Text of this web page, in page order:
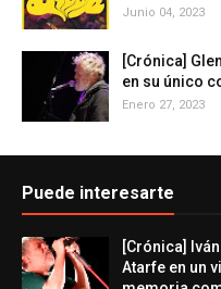
Junio 04, 2023
[Crónica]
en su único
Enero 27, 2023
Puede interesarte
[Crónica]
Atarfe en un